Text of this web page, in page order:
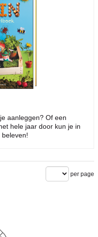
aanleggen? Of een
hele jaar door kun je in
per page